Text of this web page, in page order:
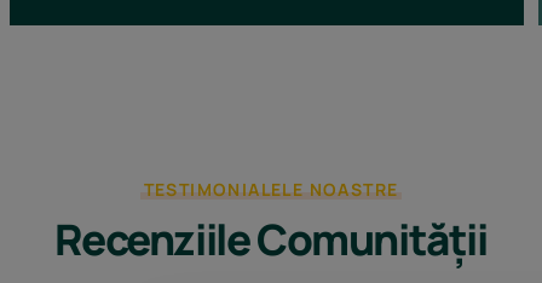
TESTIMONIALELE NOASTRE
Recenziile Comunității